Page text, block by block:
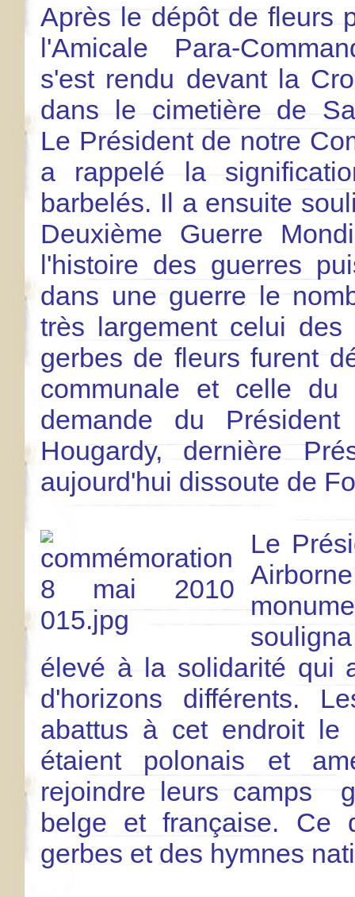
Après le dépôt de fleurs
l'Amicale Para-
s'est rendu devant la
dans le cimetière de
Le Président de notre
a rappelé la
barbelés. Il a ensuite
Deuxième Guerre
l'histoire des guerres
dans une guerre le
très largement celui
gerbes de fleurs furent
communale et celle du
demande du
Hougardy, dernière
aujourd'hui dissoute de
Le
élevé à la solidarité qui
d'horizons différents.
abattus à cet endroit
étaient polonais et
rejoindre leurs camps
belge et française. Ce
gerbes et des hymnes